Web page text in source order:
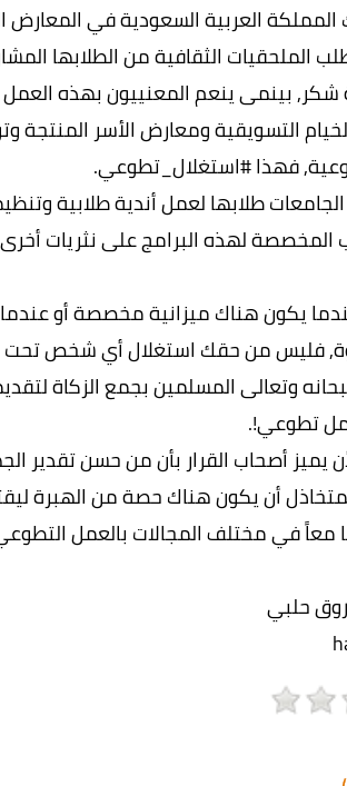
العربية السعودية في المعارض
الملحقيات الثقافية من الطلابها
بينمى ينعم المعنييون بهذه العمل
التسويقية ومعارض الأسر المنتجة
فهذا #استغلال_تطوعي.
طلابها لعمل أندية طلابية
المخصصة لهذه البرامج على نثريات
يكون هناك ميزانية مخصصة أو
فليس من حقك استغلال أي شخص
وتعالى المسلمين بجمع الزكاة
تطوعي!.
يميز أصحاب القرار بأن من حسن
أن يكون هناك حصة من الهبرة
معاً في مختلف المجالات بالعمل
حلبي